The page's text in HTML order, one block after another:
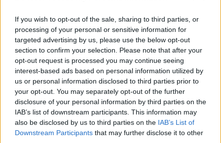
If you wish to opt-out of the sale, sharing to third parties, or
processing of your personal or sensitive information for
targeted advertising by us, please use the below opt-out
section to confirm your selection. Please note that after your
opt-out request is processed you may continue seeing
interest-based ads based on personal information utilized by
us or personal information disclosed to third parties prior to
your opt-out. You may separately opt-out of the further
disclosure of your personal information by third parties on the
IAB’s list of downstream participants. This information may
also be disclosed by us to third parties on the IAB’s List of
Downstream Participants that may further disclose it to other
2029.
Τα μεγάλα προβλήματα του δικτύου
Όσο και αν το κείμενο της σύμβασης
προβλέπει ότι το ποσό της αποζημίωσης
της ΤΡΑΙΝΟΣΕ θα απομειώνεται σε
περιπτώσεις ακύρωσης ή κατάργησης
δρομολογίων, αυτό δε σημαίνει αυτομάτως
ότι θα μειωθεί και η ταλαιπωρία των
ταξιδιωτών.